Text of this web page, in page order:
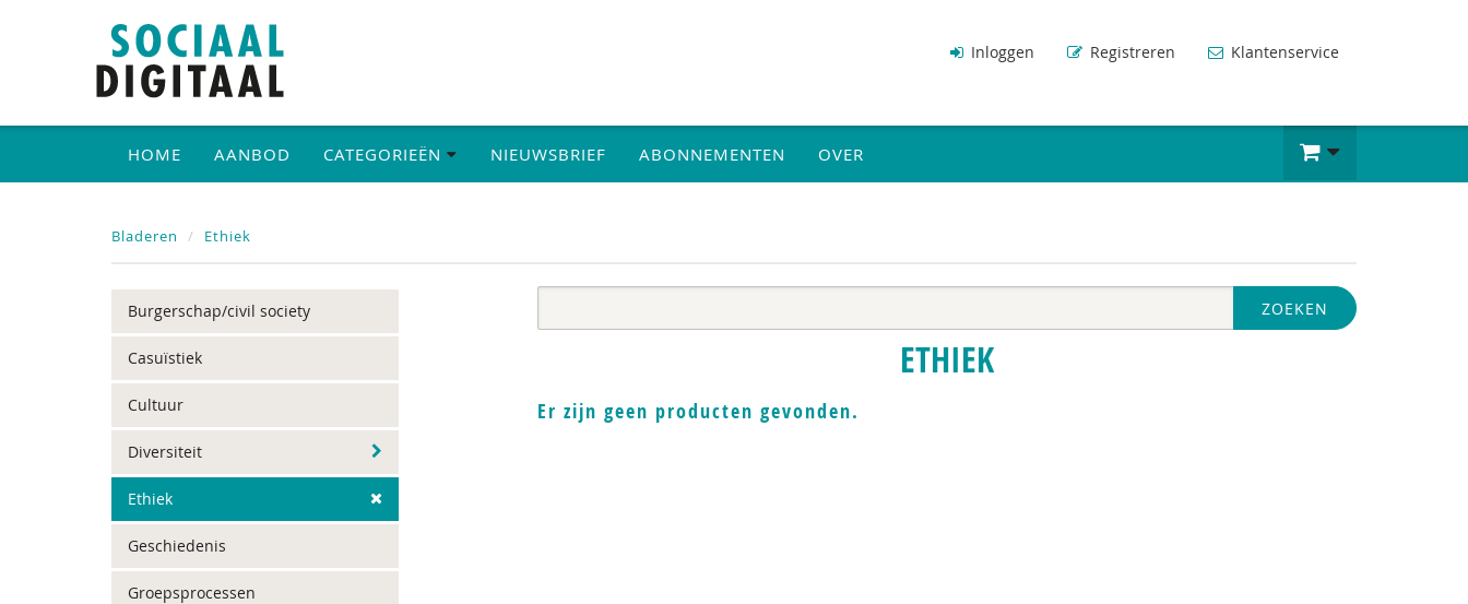
Inloggen Registreren Klantenservice
HOME AANBOD CATEGORIEËN NIEUWSBRIEF ABONNEMENTEN OVER
Bladeren Ethiek
Burgerschap/civil society
Casuïstiek
Cultuur
Diversiteit
Ethiek
Geschiedenis
Groepsprocessen
ZOEKEN
ETHIEK
Er zijn geen producten gevonden.